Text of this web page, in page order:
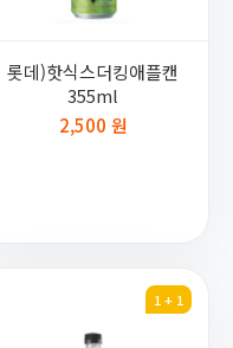
롯데)핫식스더킹애플캔
355ml
2,500 원
1 + 1